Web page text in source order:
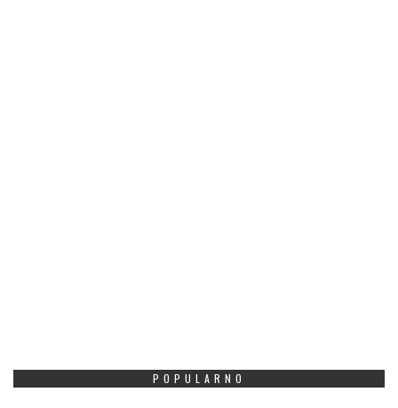
POPULARNO